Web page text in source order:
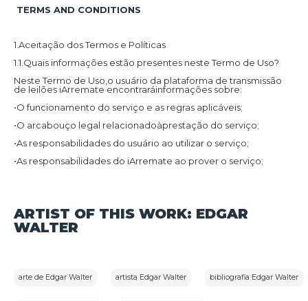
TERMS AND CONDITIONS
PAYMENTS AND WITHDRAWALS
1.Aceitação dos Termos e Políticas
1.1.Quais informações estão presentes neste Termo de Uso?
Neste Termo de Uso,o usuário da plataforma de transmissão
de leilões iArremate encontraráinformações sobre:
•O funcionamento do serviço e as regras aplicáveis;
•O arcabouço legal relacionadoàprestação do serviço;
•As responsabilidades do usuário ao utilizar o serviço;
•As responsabilidades do iArremate ao prover o serviço;
deste Termo de Uso tenham sido violadas.
Além disso,na Política de Privacidade,o usuário da plataforma
dados.
ARTIST OF THIS WORK: EDGAR
WALTER
arte de Edgar Walter artista Edgar Walter bibliografia Edgar Walter